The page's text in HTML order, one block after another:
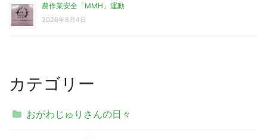
農作業安全「MMH」運動
2026年8月4日
カテゴリー
おがわじゅりさんの日々